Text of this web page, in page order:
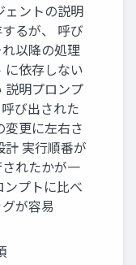
ェントの説明
するが、 呼び
以降の処理
に依存しない
説明プロンプ
び出された
変更に左右さ
計 実行順番が
れたかが一
ンプトに比べ
が容易